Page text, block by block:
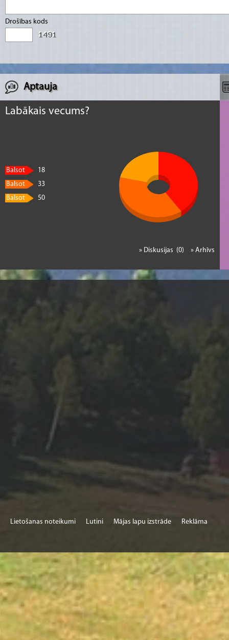
Drošības kods
Aptauja
Labākais vecums?
Balsot
18
Balsot
33
Balsot
50
» Arhīvs
» Diskusijas (0)
Lietošanas noteikumi Lutini Mājas lapu izstrāde Reklāma